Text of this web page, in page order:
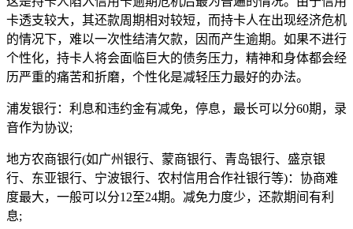
卡透支较大，其还款周期相对较短，而持卡人在出现经济危机
的情况下，难以一次性结清欠款，因而产生逾期。如果不进行
个性化，持卡人将会面临巨大的债务压力，精神和身体都会经
历严重的痛苦和折磨，个性化是减轻压力最好的办法。
浦发银行：利息和违约金有减免，停息，最长可以分60期，录
音作为协议;
地方农商银行(如广州银行、蒙商银行、青岛银行、盛京银
行、东亚银行、宁波银行、农村信用合作社银行等)：协商难
度最大，一般可以分12至24期。减免力度少，还款期间有利
息;